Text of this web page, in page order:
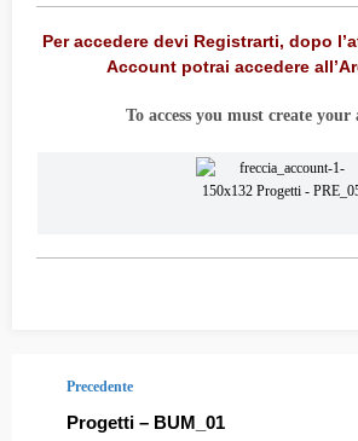
Per accedere devi Registrarti, dopo
Account potrai accedere
To access you must create your
Precedente
Progetti – BUM_01